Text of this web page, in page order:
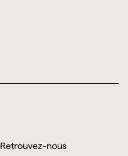
Retrouvez-nous